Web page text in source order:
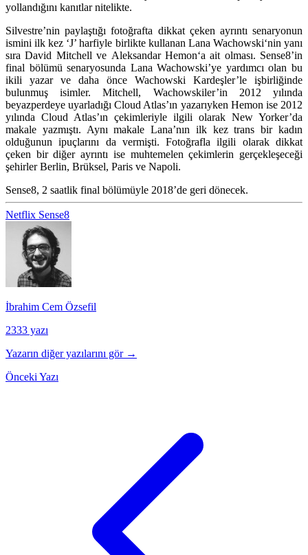
yollandığını kanıtlar nitelikte.
Silvestre’nin paylaştığı fotoğrafta dikkat çeken ayrıntı senaryonun
ismini ilk kez ‘J’ harfiyle birlikte kullanan Lana Wachowski‘nin yanı
sıraDavid Mitchell ve Aleksandar Hemon‘a ait olması. Sense8’in
final bölümü senaryosunda Lana Wachowski’ye yardımcı olan bu
ikili yazar ve daha önce Wachowski Kardeşler’le işbirliğinde
bulunmuş isimler. Mitchell, Wachowskiler’in 2012 yılında
beyazperdeye uyarladığı Cloud Atlas’ın yazarıyken Hemon ise 2012
yılında Cloud Atlas’ın çekimleriyle ilgili olarak New Yorker’da
makale yazmıştı. Aynı makale Lana’nın ilk kez trans bir kadın
olduğunun ipuçlarını da vermişti. Fotoğrafla ilgili olarak dikkat
çeken bir diğer ayrıntı ise muhtemelen çekimlerin gerçekleşeceği
şehirler Berlin, Brüksel, Paris ve Napoli.
Sense8, 2 saatlik final bölümüyle 2018’de geri dönecek.
Netflix Sense8
İbrahim Cem Özsefil
2333 yazı
Yazarın diğer yazılarını gör →
Önceki Yazı